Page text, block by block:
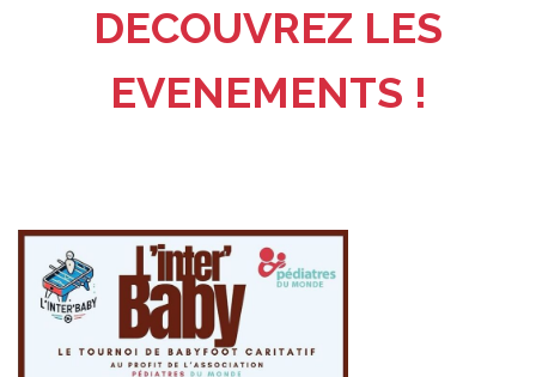
DECOUVREZ LES
EVENEMENTS !